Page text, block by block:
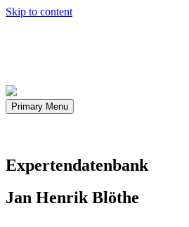
Skip to content
Primary Menu
Expertendatenbank
Jan Henrik Blöthe